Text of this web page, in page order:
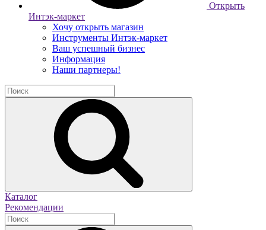
Открыть
Интэк-маркет
Хочу открыть магазин
Инструменты Интэк-маркет
Ваш успешный бизнес
Информация
Наши партнеры!
Каталог
Рекомендации